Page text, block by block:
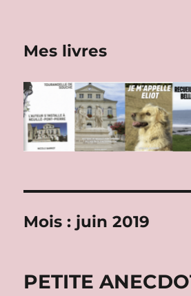
Mes livres
Mois : juin 2019
PETITE